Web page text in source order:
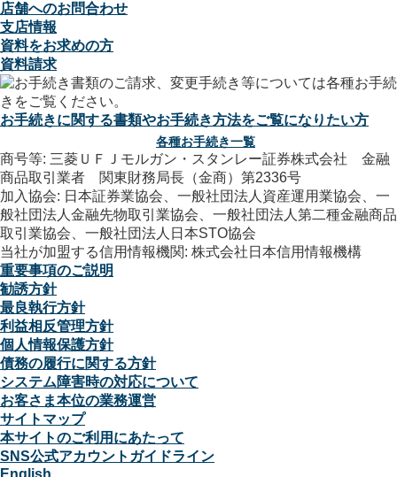
店舗へのお問合わせ
支店情報
資料をお求めの方
資料請求
お手続きに関する書類やお手続き方法をご覧になりたい方
各種お手続き一覧
商号等: 三菱ＵＦＪモルガン・スタンレー証券株式会社 金融
商品取引業者 関東財務局長（金商）第2336号
加入協会: 日本証券業協会、一般社団法人資産運用業協会、一
般社団法人金融先物取引業協会、一般社団法人第二種金融商品
取引業協会、一般社団法人日本STO協会
当社が加盟する信用情報機関: 株式会社日本信用情報機構
重要事項のご説明
勧誘方針
最良執行方針
利益相反管理方針
個人情報保護方針
債務の履行に関する方針
システム障害時の対応について
お客さま本位の業務運営
サイトマップ
本サイトのご利用にあたって
SNS公式アカウントガイドライン